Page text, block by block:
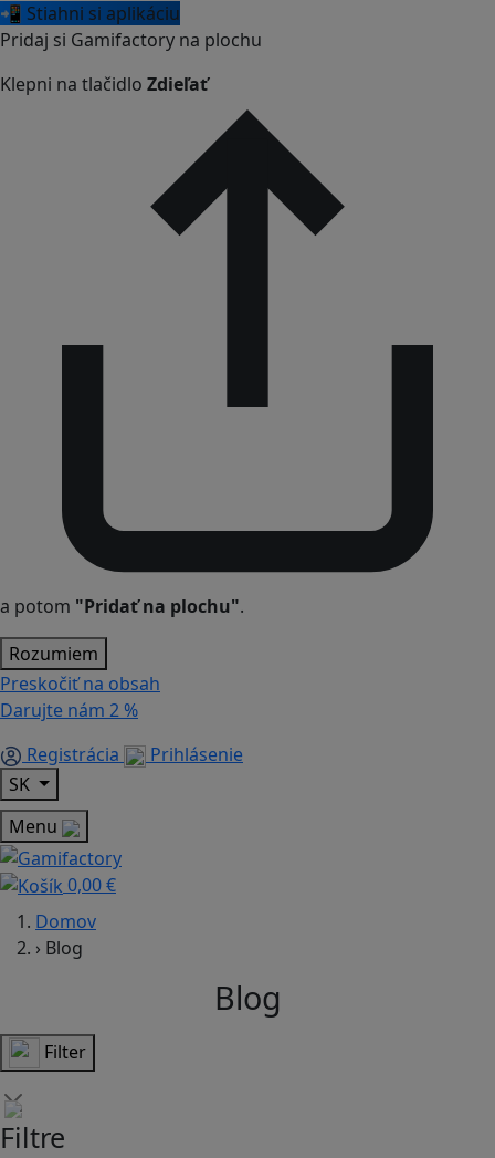
📲 Stiahni si aplikáciu
Pridaj si Gamifactory na plochu
Klepni na tlačidlo Zdieľať
a potom "Pridať na plochu".
Rozumiem
Preskočiť na obsah
Darujte nám 2 %
Registrácia
Prihlásenie
SK
Menu
0,00 €
Domov
› Blog
Blog
Filter
Filtre